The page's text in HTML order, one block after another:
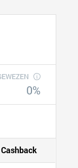
0%
Cashback